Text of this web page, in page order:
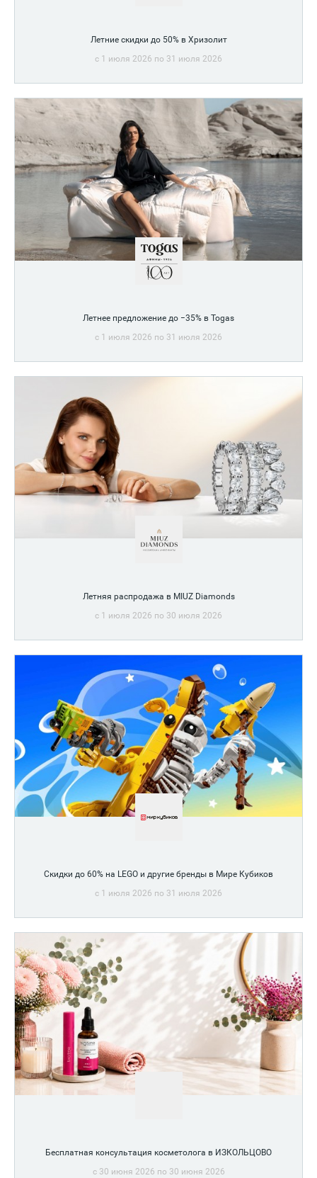
Летние скидки до 50% в Хризолит
c 1 июля 2026 по 31 июля 2026
Летнее предложение до −35% в Togas
c 1 июля 2026 по 31 июля 2026
Летняя распродажа в MIUZ Diamonds
c 1 июля 2026 по 30 июля 2026
Скидки до 60% на LEGO и другие бренды в Мире Кубиков
c 1 июля 2026 по 31 июля 2026
Бесплатная консультация косметолога в ИЗКОЛЬЦОВО
c 30 июня 2026 по 30 июня 2026